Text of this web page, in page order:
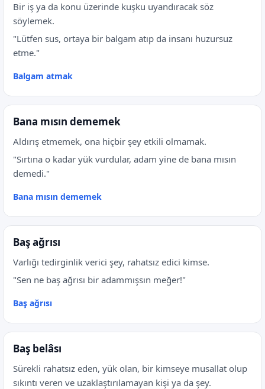
Bir iş ya da konu üzerinde kuşku uyandıracak söz
söylemek.
"Lütfen sus, ortaya bir balgam atıp da insanı huzursuz
etme."
Balgam atmak
Bana mısın dememek
Aldırış etmemek, ona hiçbir şey etkili olmamak.
"Sırtına o kadar yük vurdular, adam yine de bana mısın
demedi."
Bana mısın dememek
Baş ağrısı
Varlığı tedirginlik verici şey, rahatsız edici kimse.
"Sen ne baş ağrısı bir adammışsın meğer!"
Baş ağrısı
Baş belâsı
Sürekli rahatsız eden, yük olan, bir kimseye musallat olup
sıkıntı veren ve uzaklaştırılamayan kişi ya da şey.